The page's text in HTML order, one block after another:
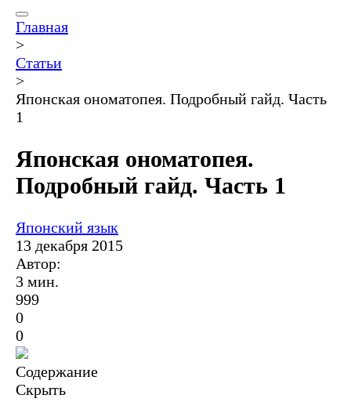
Главная
>
Статьи
>
Японская ономатопея. Подробный гайд. Часть
1
Японская ономатопея.
Подробный гайд. Часть 1
Японский язык
13 декабря 2015
Автор:
3 мин.
999
0
0
Содержание
Скрыть